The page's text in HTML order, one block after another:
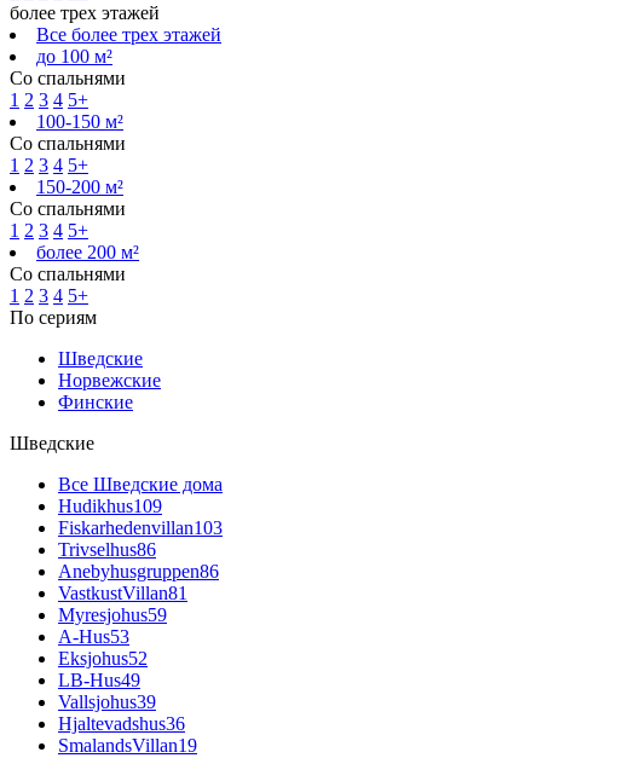
более трех этажей
Все более трех этажей
до 100 м²
Со спальнями
1 2 3 4 5+
100-150 м²
Со спальнями
1 2 3 4 5+
150-200 м²
Со спальнями
1 2 3 4 5+
более 200 м²
Со спальнями
1 2 3 4 5+
По сериям
Шведские
Норвежские
Финские
Шведские
Все Шведские дома
Hudikhus109
Fiskarhedenvillan103
Trivselhus86
Anebyhusgruppen86
VastkustVillan81
Myresjohus59
A-Hus53
Eksjohus52
LB-Hus49
Vallsjohus39
Hjaltevadshus36
SmalandsVillan19